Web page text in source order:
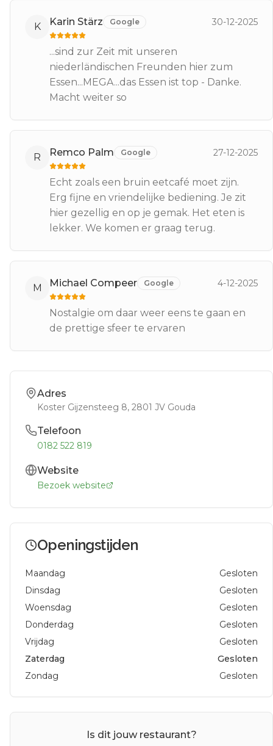
K Karin Stärz Google 30-12-2025
...sind zur Zeit mit unseren
niederländischen Freunden hier zum
Essen...MEGA...das Essen ist top - Danke.
Macht weiter so
R Remco Palm Google 27-12-2025
Echt zoals een bruin eetcafé moet zijn.
Erg fijne en vriendelijke bediening. Je zit
hier gezellig en op je gemak. Het eten is
lekker. We komen er graag terug.
M Michael Compeer Google 4-12-2025
Nostalgie om daar weer eens te gaan en
de prettige sfeer te ervaren
Adres
Koster Gijzensteeg 8, 2801 JV Gouda
Telefoon
0182 522 819
Website
Bezoek website
Openingstijden
Maandag
Gesloten
Dinsdag
Gesloten
Woensdag
Gesloten
Donderdag
Gesloten
Vrijdag
Gesloten
Zaterdag
Gesloten
Zondag
Gesloten
Is dit jouw restaurant?